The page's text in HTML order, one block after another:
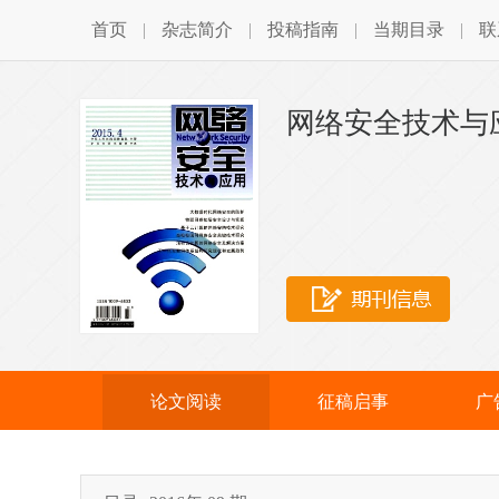
首页 | 杂志简介 | 投稿指南 | 当期目录 |
网络安全技术与
论文阅读 征稿启事 广